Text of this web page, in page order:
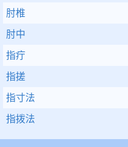
肘椎
肘中
指疔
指搓
指寸法
指拨法